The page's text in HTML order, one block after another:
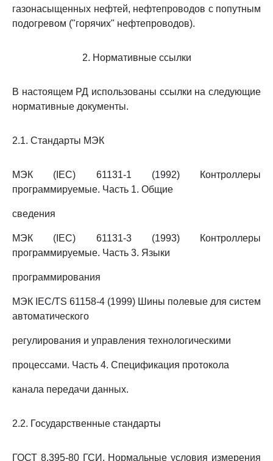
газонасыщенных нефтей, нефтепроводов с попутным
подогревом ("горячих" нефтепроводов).
2. Нормативные ссылки
В настоящем РД использованы ссылки на следующие
нормативные документы.
2.1. Стандарты МЭК
МЭК (IEC) 61131-1 (1992) Контроллеры
программируемые. Часть 1. Общие
сведения
МЭК (IEC) 61131-3 (1993) Контроллеры
программируемые. Часть 3. Языки
программирования
МЭК IEC/TS 61158-4 (1999) Шины полевые для систем
автоматического
регулирования и управления технологическими
процессами. Часть 4. Спецификация протокола
канала передачи данных.
2.2. Государственные стандарты
ГОСТ 8.395-80 ГСИ. Нормальные условия измерения